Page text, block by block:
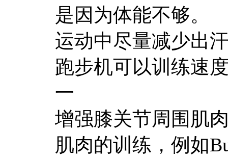
是因为体能不够。
运动中尽量减少出
跑步机可以训练速
一
增强膝关节周围肌
肌肉的训练，例如